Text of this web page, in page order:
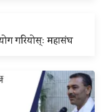
गरियोस्ः महासंघ